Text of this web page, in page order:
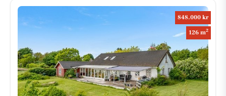
848.000 kr
126 m2